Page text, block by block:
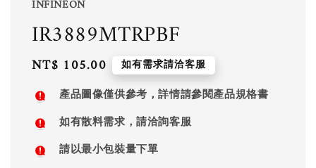
INFINEON
IR3889MTRPBF
Regular
price
NT$ 105.00 如有需求請洽客服
產品圖像僅供參考，詳情請參閱產品規格書
如有散料需求，請洽詢客服
請以最小包裝量下單